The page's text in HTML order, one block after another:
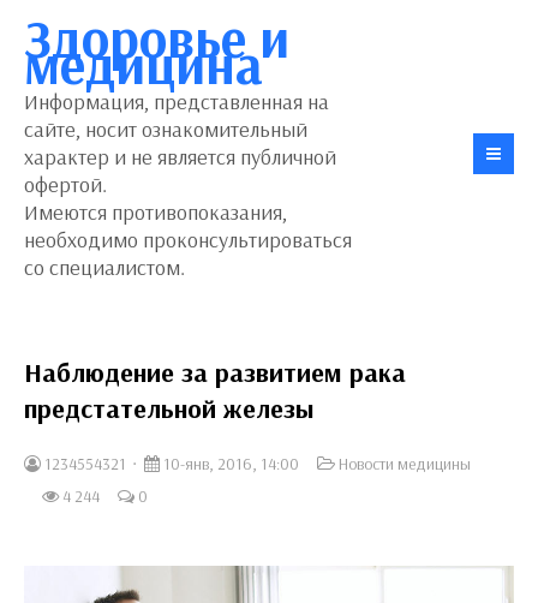
Здоровье и
медицина
Информация, представленная на
сайте, носит ознакомительный
характер и не является публичной
офертой.
Имеются противопоказания,
необходимо проконсультироваться
со специалистом.
Наблюдение за развитием рака
предстательной железы
1234554321 10-янв, 2016, 14:00
Новости медицины
4 244
0